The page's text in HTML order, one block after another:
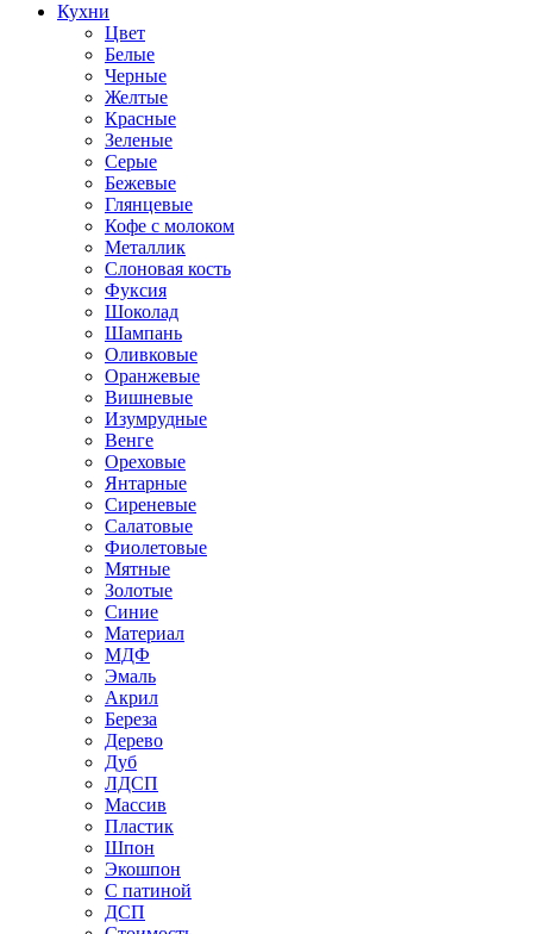
Кухни
Цвет
Белые
Черные
Желтые
Красные
Зеленые
Серые
Бежевые
Глянцевые
Кофе с молоком
Металлик
Слоновая кость
Фуксия
Шоколад
Шампань
Оливковые
Оранжевые
Вишневые
Изумрудные
Венге
Ореховые
Янтарные
Сиреневые
Салатовые
Фиолетовые
Мятные
Золотые
Синие
Материал
МДФ
Эмаль
Акрил
Береза
Дерево
Дуб
ЛДСП
Массив
Пластик
Шпон
Экошпон
С патиной
ДСП